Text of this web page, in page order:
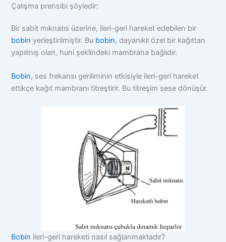
Çalışma prensibi şöyledir:
Bir sabit mıknatıs üzerine, ileri-geri hareket edebilen bir
bobin yerleştirilmiştir. Bu bobin, dayanıklı özel bir kağıttan
yapılmış olan, huni şeklindeki mambrana bağlıdır.
Bobin, ses frekansı geriliminin etkisiyle ileri-geri hareket
ettikçe kağıt mambranı titreştirir. Bu titreşim sese dönüşür.
Bobin ileri-geri hareketi nasıl sağlanmaktadır?